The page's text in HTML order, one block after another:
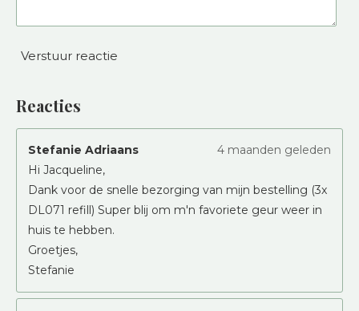
Verstuur reactie
Reacties
Stefanie Adriaans
4 maanden geleden
Hi Jacqueline,
Dank voor de snelle bezorging van mijn bestelling (3x
DL071 refill) Super blij om m'n favoriete geur weer in
huis te hebben.
Groetjes,
Stefanie